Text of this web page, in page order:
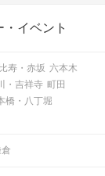
イベント
寿・赤坂 六本木
・吉祥寺 町田
橋・八丁堀